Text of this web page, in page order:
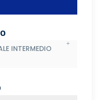
INTERMEDIO